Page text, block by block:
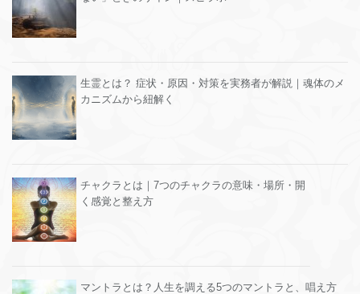
生霊とは？ 症状・原因・対策を実務者が解説｜魂体のメ
カニズムから紐解く
チャクラとは｜7つのチャクラの意味・場所・開
く感覚と整え方
マントラとは？人生を調える5つのマントラと、唱え方